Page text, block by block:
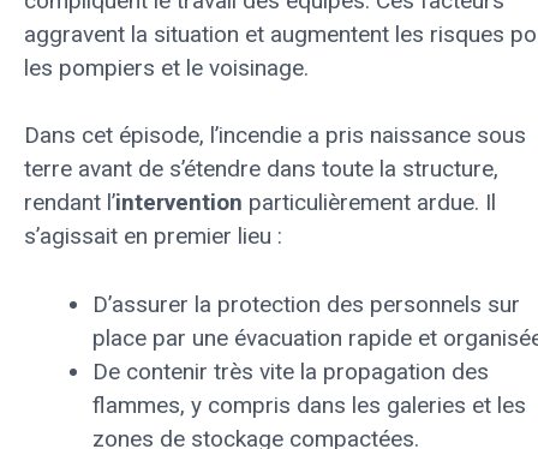
aggravent la situation et augmentent les risques
les pompiers et le voisinage.
Dans cet épisode, l’incendie a pris naissance sous
terre avant de s’étendre dans toute la structure,
rendant l’intervention particulièrement ardue. Il
s’agissait en premier lieu :
D’assurer la protection des personnels sur
place par une évacuation rapide et
De contenir très vite la propagation des
flammes, y compris dans les galeries et les
zones de stockage compactées.